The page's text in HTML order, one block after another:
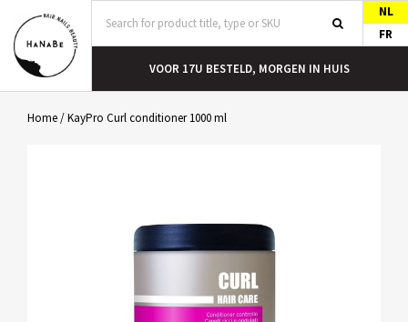
NL
FR
VOOR 17U BESTELD, MORGEN IN HUIS
Home/KayPro Curl conditioner 1000 ml